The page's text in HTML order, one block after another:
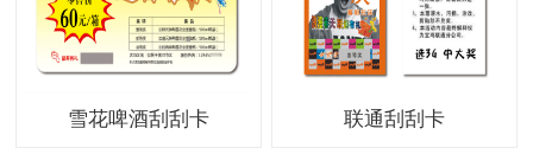
雪花啤酒刮刮卡 联通刮刮卡